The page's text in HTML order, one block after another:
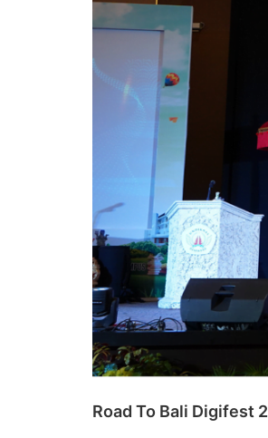
Road To Bali Digifest